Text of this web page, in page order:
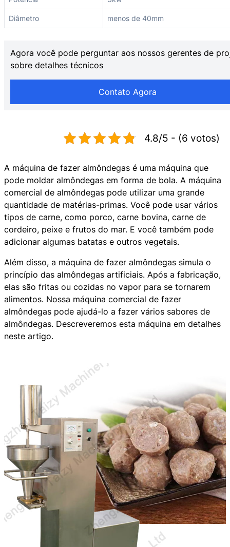
Diâmetro menos de 40mm
Agora você pode perguntar aos nossos gerentes de
sobre detalhes técnicos
Contato Agora
4.8/5 - (6 votos)
A máquina de fazer almôndegas é uma máquina que
pode moldar almôndegas em forma de bola. A máquina
comercial de almôndegas pode utilizar uma grande
quantidade de matérias-primas. Você pode usar vários
tipos de carne, como porco, carne bovina, carne de
cordeiro, peixe e frutos do mar. E você também pode
adicionar algumas batatas e outros vegetais.
Além disso, a máquina de fazer almôndegas simula o
princípio das almôndegas artificiais. Após a fabricação,
elas são fritas ou cozidas no vapor para se tornarem
alimentos. Nossa máquina comercial de fazer
almôndegas pode ajudá-lo a fazer vários sabores de
almôndegas. Descreveremos esta máquina em detalhes
neste artigo.